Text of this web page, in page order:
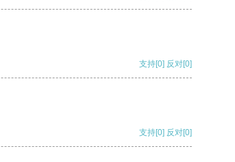
支持[0] 反对[0]
支持[0] 反对[0]